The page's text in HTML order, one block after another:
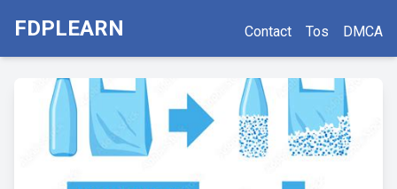
FDPLEARN Contact Tos DMCA